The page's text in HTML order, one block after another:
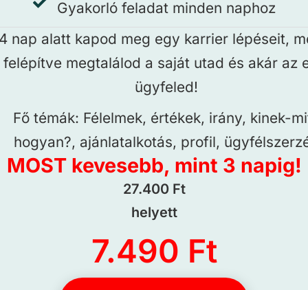
Gyakorló feladat minden naphoz
nap alatt kapod meg egy karrier lépéseit,
felépítve megtalálod a saját utad és akár az
ügyfeled!
Fő témák: Félelmek, értékek, irány, kinek-
hogyan?, ajánlatalkotás, profil,
MOST kevesebb, mint 3 napig!
27.400 Ft
helyett
7.490 Ft